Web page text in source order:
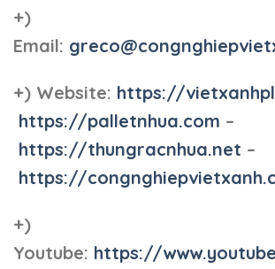
+)
Email:
+) Website: https://
https://palletnhua.com –
https://thungracnhua.net –
https://
+)
Youtube: https://